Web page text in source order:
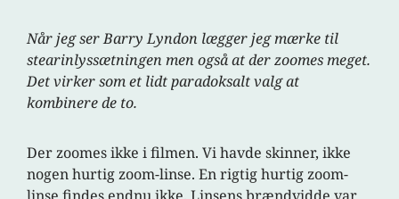
Når jeg ser Barry Lyndon lægger jeg mærke til
stearinlyssætningen men også at der zoomes meget.
Det virker som et lidt paradoksalt valg at
kombinere de to.
Der zoomes ikke i filmen. Vi havde skinner, ikke
nogen hurtig zoom-linse. En rigtig hurtig zoom-